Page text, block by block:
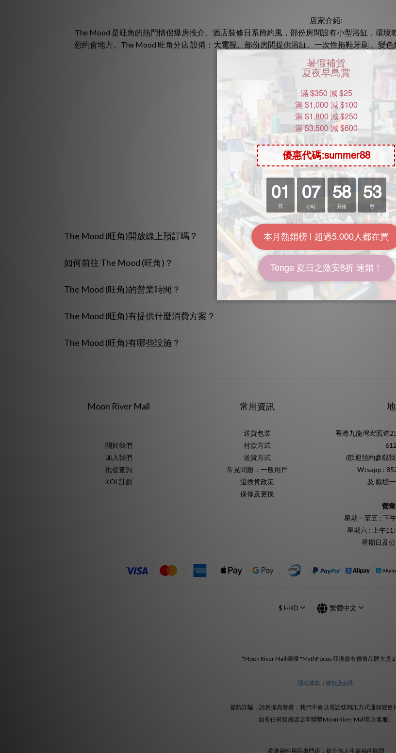
店家介紹:
The Mood 是旺角的熱門情侶爆房推介。酒店裝修日系簡約風，部份房間設有小型浴缸，環
憩約會地方。The Mood 旺角分店 設備：大電視、部份房間提供浴缸、一次性拖鞋牙刷 、變
風格。距離旺角港鐵站只需步行1分鍾The Mood 旺
地址: 九龍旺角亞皆老街83號先施大廈15樓
themood.booking-radar.com/hk
進入The Mood ig
常見問題
The Mood (旺角)開放線上預訂嗎？
如何前往 The Mood (旺角)？
The Mood (旺角)的營業時間？
The Mood (旺角)有提供什麼消費方案？
The Mood (旺角)有哪些設施？
Moon River Mall
關於我們
加入我們
批發查詢
KOL計劃
常用資訊
送貨包裝
付款方式
送貨方式
常見問題：一般用戶
退換貨政策
保修及更換
香港九龍灣宏照道
(歡迎預約參觀
Wtsapp :
及 觀塘
營
星期一至五 : 下
星期六 : 上午
星期日及
$ HKD 繁體中文
*Moon River Mall 榮獲 "MythFocus 亞洲最有價值品牌大獎
隱私條款 | 條款及細則
提防詐騙，請您提高警覺，我們不會以電話或簡訊方式通知變更
如有任何疑慮請立即聯繫Moon River Mall官方客服。
香港兩性用品專門店，提升你人生幸福的顧問